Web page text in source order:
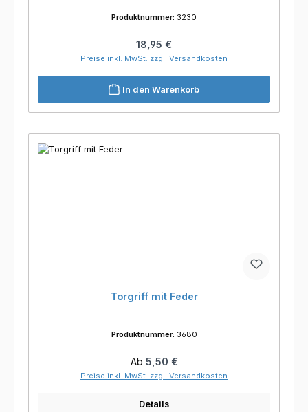
Produktnummer: 3230
Regulärer Preis:
18,95 €
Preise inkl. MwSt. zzgl. Versandkosten
In den Warenkorb
Torgriff mit Feder
Produktnummer: 3680
Regulärer Preis:
Ab 5,50 €
Preise inkl. MwSt. zzgl. Versandkosten
Details